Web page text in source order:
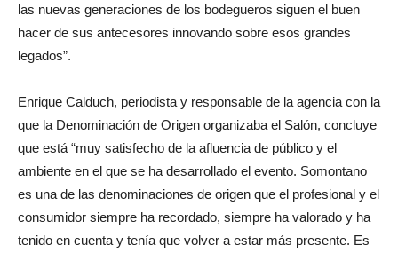
las nuevas generaciones de los bodegueros siguen el buen
hacer de sus antecesores innovando sobre esos grandes
legados”.
Enrique Calduch, periodista y responsable de la agencia con la
que la Denominación de Origen organizaba el Salón, concluye
que está “muy satisfecho de la afluencia de público y el
ambiente en el que se ha desarrollado el evento. Somontano
es una de las denominaciones de origen que el profesional y el
consumidor siempre ha recordado, siempre ha valorado y ha
tenido en cuenta y tenía que volver a estar más presente. Es